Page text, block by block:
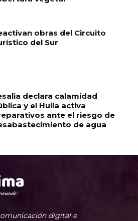
obras del Circuito
del Sur
declara calamidad
y el Huila activa
ante el riesgo de
de agua
digital e